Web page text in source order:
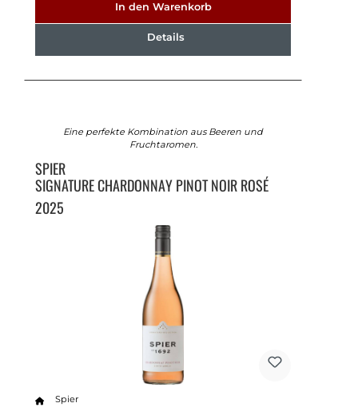
In den Warenkorb
Details
Eine perfekte Kombination aus Beeren und
Fruchtaromen.
SPIER
SIGNATURE CHARDONNAY PINOT NOIR ROSÉ
2025
Spier